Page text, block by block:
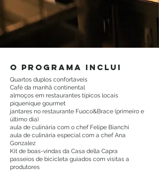
o programa inclui
Quartos duplos confortáveis
Café da manhã continental
almoços em restaurantes típicos locais
piquenique gourmet
jantares no restaurante Fuoco&Brace (primeiro e
último dia)
aula de culinária com o chef Felipe Bianchi
aula de culinária especial com a chef Ana
Gonzalez
Kit de boas-vindas da Casa della Capra
passeios de bicicleta guiados com visitas a
produtores